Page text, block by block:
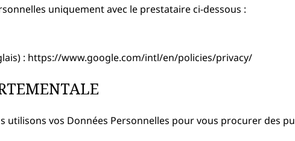
uniquement avec le prestataire ci-dessous :
: https://www.google.com/intl/en/policies/privacy/
utilisons vos Données Personnelles pour vous procurer des